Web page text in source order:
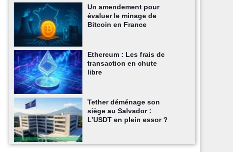
Un amendement pour
évaluer le minage de
Bitcoin en France
Ethereum : Les frais de
transaction en chute
libre
Tether déménage son
siège au Salvador :
L’USDT en plein essor ?